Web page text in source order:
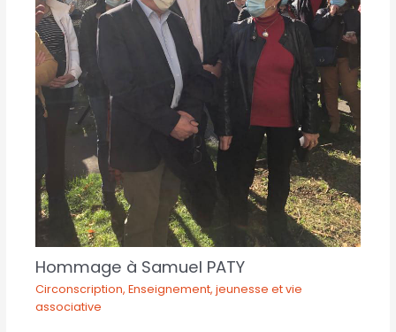
Hommage à Samuel PATY
Circonscription,Enseignement, jeunesse et vie
associative